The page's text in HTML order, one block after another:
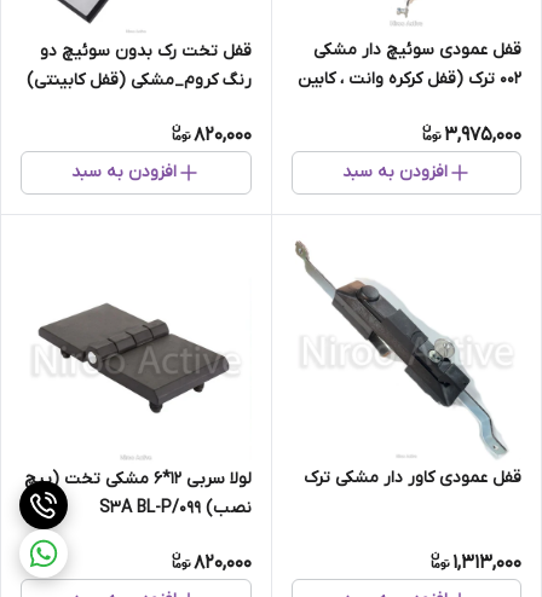
قفل عمودی سوئیچ دار مشکی
۰۰۲ ترک (قفل کرکره وانت ، کابین
3,975,000
افزودن به سبد
قفل تخت رک بدون سوئیچ دو
رنگ کروم_مشکی (قفل کابینتی)
820,000
افزودن به سبد
قفل عمودی کاور دار مشکی ترک
1,313,000
لولا سربی ۱۲*۶ مشکی تخت (پیچ
نصب) ۰۹۹/S۳A BL-P
820,000